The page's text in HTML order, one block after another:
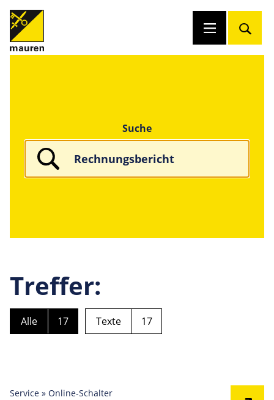
Suche
Treffer:
Alle 17 Texte 17
Service » Online-Schalter